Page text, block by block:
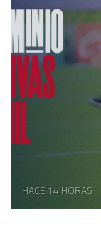
HACE 14 HORAS